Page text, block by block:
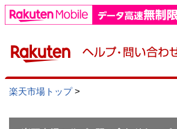
楽天市場トップ>